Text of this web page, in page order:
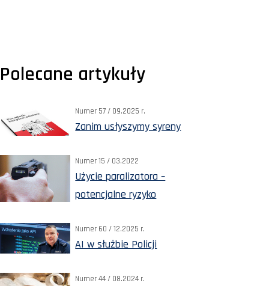
Polecane artykuły
Numer 57 / 09.2025 r.
Zanim usłyszymy syreny
Numer 15 / 03.2022
Użycie paralizatora –
potencjalne ryzyko
Numer 60 / 12.2025 r.
AI w służbie Policji
Numer 44 / 08.2024 r.